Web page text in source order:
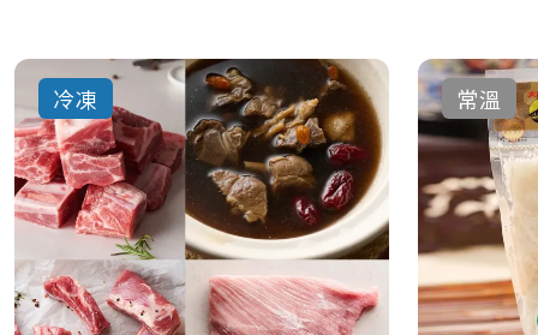
冷凍 常溫